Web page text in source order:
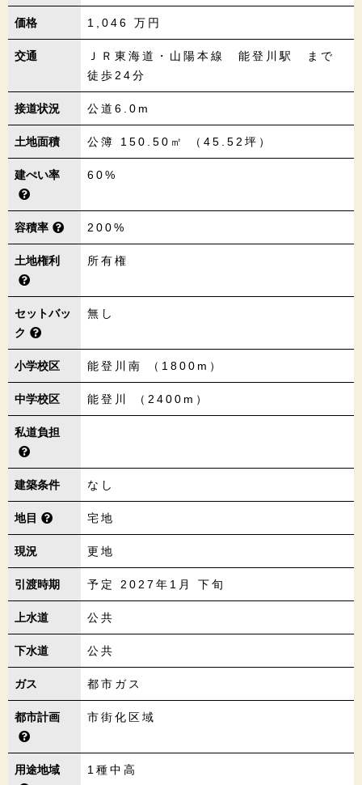
価格 1,046 万円
交通
ＪＲ東海道・山陽本線 能登川駅 まで
徒歩24分
接道状況 公道6.0m
土地面積 公簿 150.50㎡ （45.52坪）
建ぺい率 60%
容積率 200%
土地権利 所有権
セットバッ
ク
無し
小学校区 能登川南 （1800m）
中学校区 能登川 （2400m）
私道負担
建築条件 なし
地目 宅地
現況 更地
引渡時期 予定 2027年1月 下旬
上水道 公共
下水道 公共
ガス 都市ガス
都市計画 市街化区域
用途地域 1種中高